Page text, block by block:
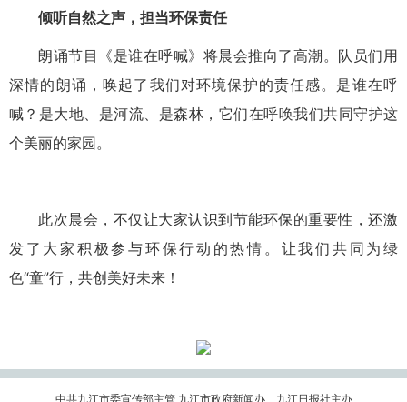
倾听自然之声，担当环保责任
朗诵节目《是谁在呼喊》将晨会推向了高潮。队员们用
深情的朗诵，唤起了我们对环境保护的责任感。是谁在呼
喊？是大地、是河流、是森林，它们在呼唤我们共同守护这
个美丽的家园。
此次晨会，不仅让大家认识到节能环保的重要性，还激
发了大家积极参与环保行动的热情。让我们共同为绿
色“童”行，共创美好未来！
中共九江市委宣传部主管 九江市政府新闻办、九江日报社主办